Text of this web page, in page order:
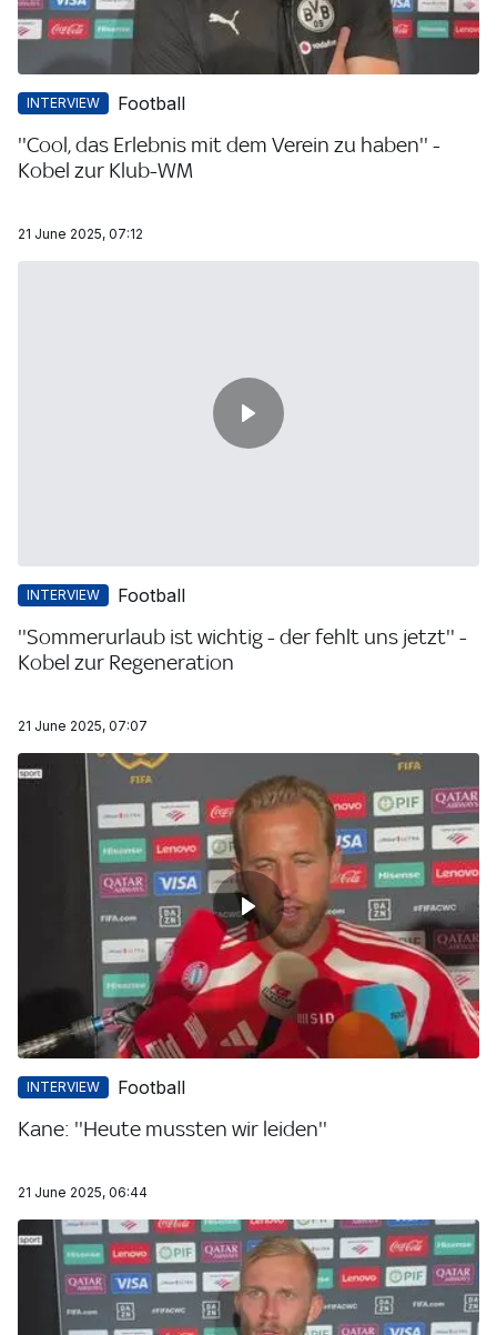
INTERVIEW Football
''Cool, das Erlebnis mit dem Verein zu haben'' -
Kobel zur Klub-WM
21 June 2025, 07:12
INTERVIEW Football
''Sommerurlaub ist wichtig - der fehlt uns jetzt'' -
Kobel zur Regeneration
21 June 2025, 07:07
INTERVIEW Football
Kane: ''Heute mussten wir leiden''
21 June 2025, 06:44